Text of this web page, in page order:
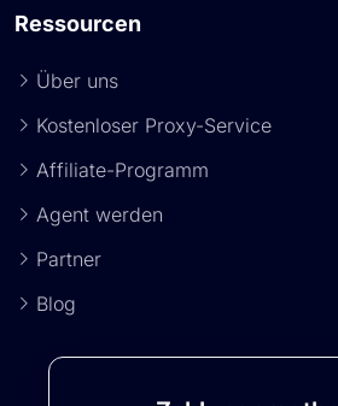
Ressourcen
Über uns
Kostenloser Proxy-Service
Affiliate-Programm
Agent werden
Partner
Blog